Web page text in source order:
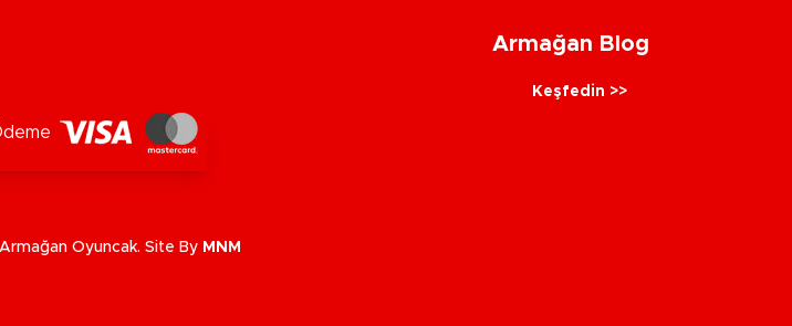
Armağan Blog
Keşfedin >>
Oyuncak. Site By MNM